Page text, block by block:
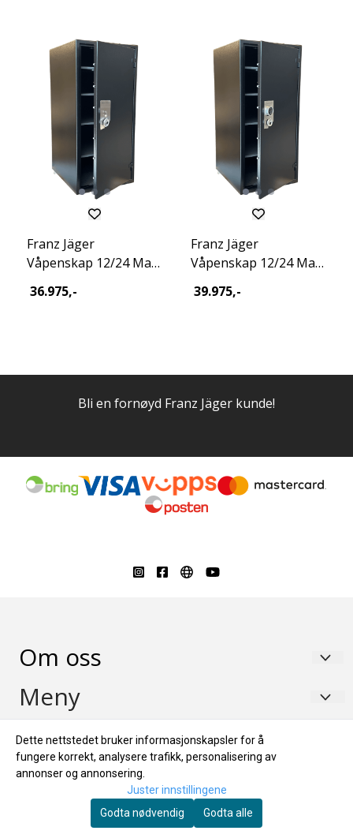
Franz Jäger
Våpenskap 12/24 Max
36.975,-
Franz Jäger
Våpenskap 12/24 Max
39.975,-
Bli en fornøyd Franz Jäger kunde!
Om oss
Franz Jager As
Blakerveien 31
1920 Sørumsand
Org. nr. 923065687 MVA
post@franzjager.no
Meny
Blogg
Om oss/ Bli forhandler
Nyhetsbrev
Registrer deg for å få nyheter!
Våre sider
www.franz-jager.com
www.franz-jager.se
Dette nettstedet bruker informasjonskapsler for å
fungere korrekt, analysere trafikk, personalisering av
annonser og annonsering.
Juster innstillingene
Godta nødvendig
Godta alle